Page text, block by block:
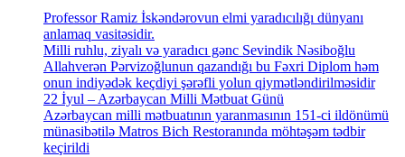
Professor Ramiz İskəndərovun elmi yaradıcılığı dünyanı
anlamaq vasitəsidir.
Milli ruhlu, ziyalı və yaradıcı gənc Sevindik Nəsiboğlu
Allahverən Pərvizoğlunun qazandığı bu Fəxri Diplom həm
onun indiyədək keçdiyi şərəfli yolun qiymətləndirilməsidir
22 İyul – Azərbaycan Milli Mətbuat Günü
Azərbaycan milli mətbuatının yaranmasının 151-ci ildönümü
münasibətilə Matros Bich Restoranında möhtəşəm tədbir
keçirildi